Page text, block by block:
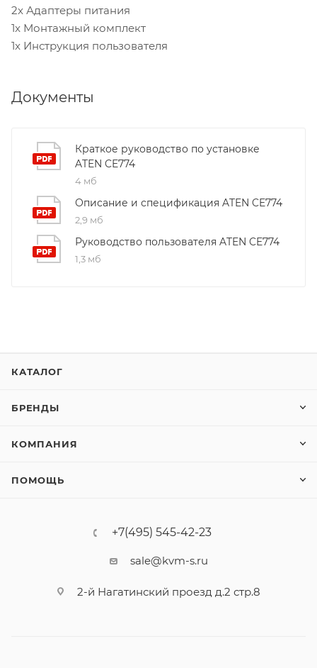
2x Адаптеры питания
1x Монтажный комплект
1x Инструкция пользователя
Документы
Краткое руководство по установке
ATEN CE774
4 мб
Описание и спецификация ATEN CE774
2,9 мб
Руководство пользователя ATEN CE774
1,3 мб
КАТАЛОГ
БРЕНДЫ
КОМПАНИЯ
ПОМОЩЬ
+7(495) 545-42-23
sale@kvm-s.ru
2-й Нагатинский проезд д.2 стр.8